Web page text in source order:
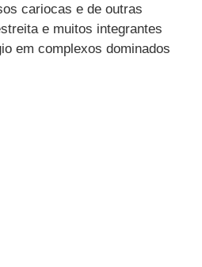
cariocas e de outras
e muitos integrantes
em complexos dominados